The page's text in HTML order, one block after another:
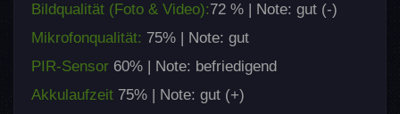
Bildqualität (Foto & Video):72 % | Note: gut (-)
Mikrofonqualität: 75% | Note: gut
PIR-Sensor 60% | Note: befriedigend
Akkulaufzeit 75% | Note: gut (+)